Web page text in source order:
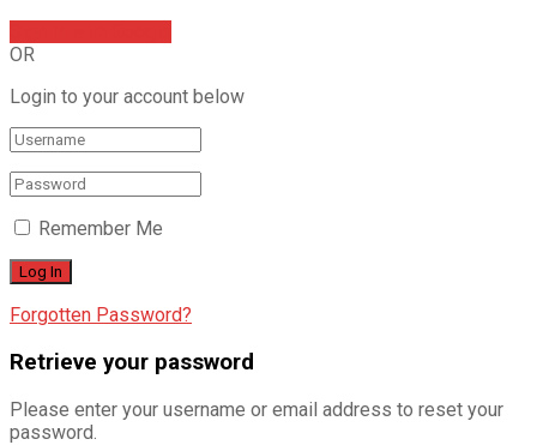
OR
Login to your account below
Remember Me
Forgotten Password?
Retrieve your password
Please enter your username or email address to reset your
password.